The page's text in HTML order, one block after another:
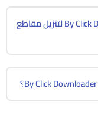
س: هل يمكنني استخدام برنامج By Click Downloader لتنزيل مقاطع